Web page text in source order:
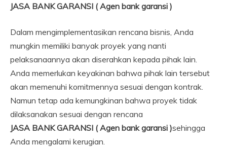
JASA BANK GARANSI ( Agen bank garansi )
Dalam mengimplementasikan rencana bisnis, Anda
mungkin memiliki banyak proyek yang nanti
pelaksanaannya akan diserahkan kepada pihak lain.
Anda memerlukan keyakinan bahwa pihak lain tersebut
akan memenuhi komitmennya sesuai dengan kontrak.
Namun tetap ada kemungkinan bahwa proyek tidak
dilaksanakan sesuai dengan rencana
JASA BANK GARANSI ( Agen bank garansi )sehingga
Anda mengalami kerugian.